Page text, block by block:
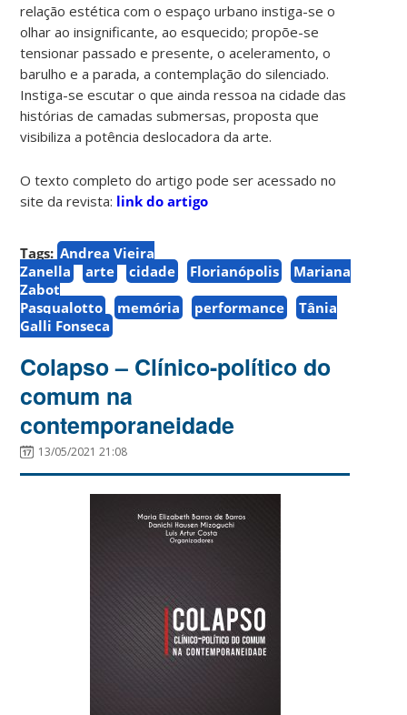
relação estética com o espaço urbano instiga-se o
olhar ao insignificante, ao esquecido; propõe-se
tensionar passado e presente, o aceleramento, o
barulho e a parada, a contemplação do silenciado.
Instiga-se escutar o que ainda ressoa na cidade das
histórias de camadas submersas, proposta que
visibiliza a potência deslocadora da arte.
O texto completo do artigo pode ser acessado no
site da revista: link do artigo
Tags: Andrea Vieira
Zanella
arte cidade Florianópolis
Mariana
Zabot
Pasqualotto
memória performance
Tânia
Galli Fonseca
Colapso – Clínico-político do
comum na
contemporaneidade
13/05/2021 21:08